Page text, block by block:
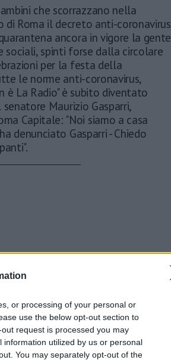
or processing of your personal or
use the below opt-out section to
request is processed you may
utilized by us or personal
You may separately opt-out of the
che scorrazzano nella
Roma il decreto anti-coronavirus
ancora in vigore la gente
spinti forse dalla circolare
per la festa della
le norme anti-coronavirus,
è La Radio" è subito diventato
Maurizio Gasparri,
Capitale: "Noi siamo a casa
denunciato Gasparri - Chiedo